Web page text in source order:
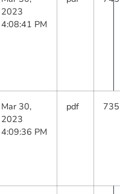
2023
4:08:41 PM
Mar 30,
2023
4:09:36 PM
pdf